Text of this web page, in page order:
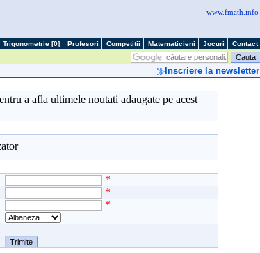
www.fmath.info
Contact
Jocuri
Matematicieni
Competitii
Profesori
Trigonometrie [0]
Inscriere la newsletter
a afla ultimele noutati adaugate pe acest
*
*
*